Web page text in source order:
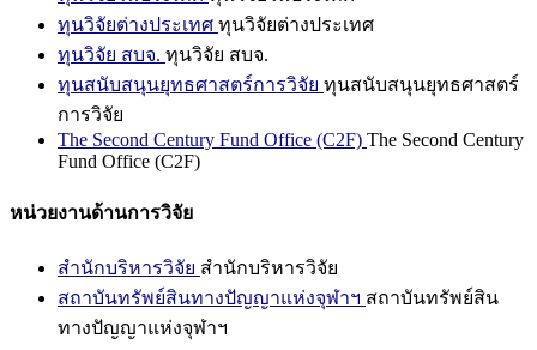
ทุนวิจัยต่างประเทศ ทุนวิจัยต่างประเทศ
ทุนวิจัย สบจ. ทุนวิจัย สบจ.
ทุนสนับสนุนยุทธศาสตร์การวิจัย ทุนสนับสนุนยุทธศาสตร์
การวิจัย
The Second Century Fund Office (C2F) The Second Century
Fund Office (C2F)
หน่วยงานด้านการวิจัย
สำนักบริหารวิจัย สำนักบริหารวิจัย
สถาบันทรัพย์สินทางปัญญาแห่งจุฬาฯ สถาบันทรัพย์สิน
ทางปัญญาแห่งจุฬาฯ